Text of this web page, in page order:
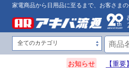
家電商品から日用品に至るまで、お客さま
お知らせ 【重